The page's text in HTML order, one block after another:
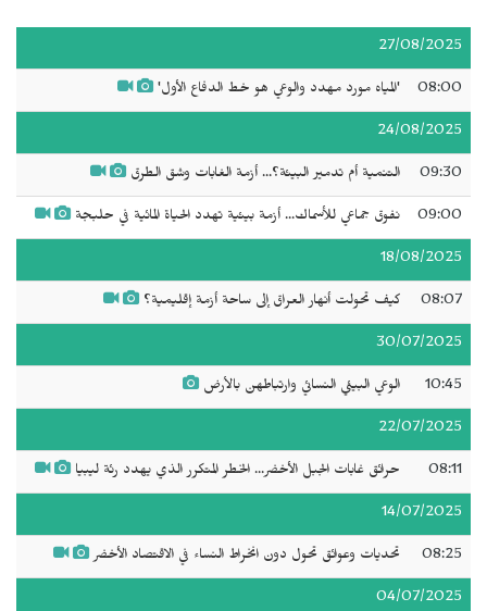
27/08/2025
08:00 'المياه مورد مهدد والوعي هو خط الدفاع الأول'
24/08/2025
09:30 التنمية أم تدمير البيئة؟... أزمة الغابات وشق الطرق
09:00 نفوق جماعي للأسماك... أزمة بيئية تهدد الحياة المائية في حلبجة
18/08/2025
08:07 كيف تحولت أنهار العراق إلى ساحة أزمة إقليمية؟
30/07/2025
10:45 الوعي البيئي النسائي وارتباطهن بالأرض
22/07/2025
08:11 حرائق غابات الجبل الأخضر... الخطر المتكرر الذي يهدد رئة ليبيا
14/07/2025
08:25 تحديات وعوائق تحول دون انخراط النساء في الاقتصاد الأخضر
04/07/2025